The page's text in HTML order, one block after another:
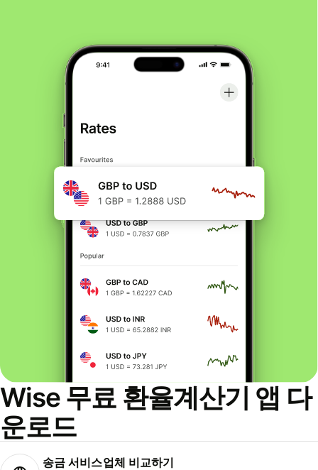
Wise 무료 환율계산기 앱 다
운로드
송금 서비스업체 비교하기